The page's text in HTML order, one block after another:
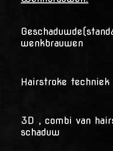
wenkbrauwen
Hairstroke techniek
3D , combi van
schaduw